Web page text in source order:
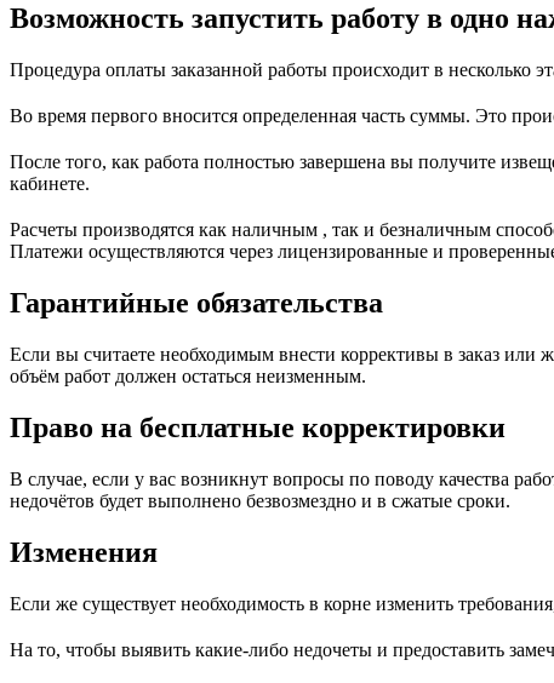
Возможность запустить работу в одно
Процедура оплаты заказанной работы происходит в несколько
Во время первого вносится определенная часть суммы. Это
После того, как работа полностью завершена вы получите
кабинете.
Расчеты производятся как наличным , так и безналичным
Платежи осуществляются через лицензированные и
Гарантийные обязательства
Если вы считаете необходимым внести коррективы в заказ или
объём работ должен остаться неизменным.
Право на бесплатные корректировки
В случае, если у вас возникнут вопросы по поводу качества
недочётов будет выполнено безвозмездно и в сжатые сроки.
Изменения
Если же существует необходимость в корне изменить
На то, чтобы выявить какие-либо недочеты и предоставить